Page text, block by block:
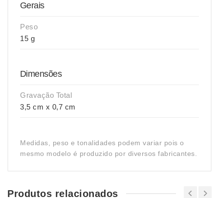
Gerais
Peso
15 g
Dimensões
Gravação Total
3,5 cm x 0,7 cm
Medidas, peso e tonalidades podem variar pois o
mesmo modelo é produzido por diversos fabricantes.
Produtos relacionados